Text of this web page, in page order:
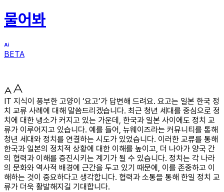
물어봐
BETA
IT 지식이 풍부한 고양이 ‘요고’가 답변해 드려요. 요고는 일본 한국 정
치 교류 사례에 대해 말씀드리겠습니다. 최근 청년 세대를 중심으로 정
치에 대한 냉소가 커지고 있는 가운데, 한국과 일본 사이에도 정치 교
류가 이루어지고 있습니다. 예를 들어, 뉴웨이즈라는 커뮤니티를 통해
청년 세대와 정치를 연결하는 시도가 있었습니다. 이러한 교류를 통해
한국과 일본의 정치적 상황에 대한 이해를 높이고, 더 나아가 양국 간
의 협력과 이해를 증진시키는 계기가 될 수 있습니다. 정치는 각 나라
의 문화와 역사적 배경에 근간을 두고 있기 때문에, 이를 존중하고 이
해하는 것이 중요하다고 생각합니다. 협력과 소통을 통해 한일 정치 교
류가 더욱 활발해지길 기대합니다.